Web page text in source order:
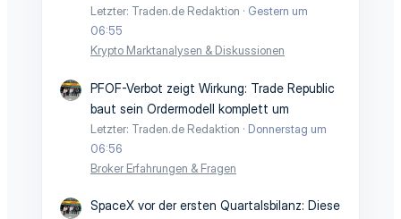
Letzter: Traden.de Redaktion
Gestern um
06:55
Krypto Marktanalysen & Diskussionen
PFOF-Verbot zeigt Wirkung: Trade Republic
baut sein Ordermodell komplett um
Letzter: Traden.de Redaktion
Donnerstag um
06:56
Broker Erfahrungen & Fragen
SpaceX vor der ersten Quartalsbilanz: Diese